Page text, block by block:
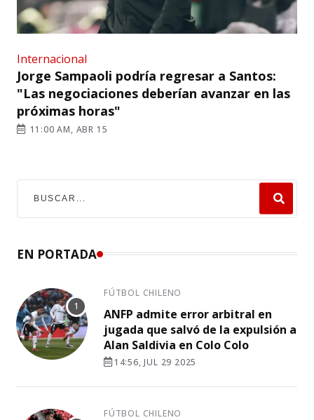
Internacional
Jorge Sampaoli podría regresar a Santos:
"Las negociaciones deberían avanzar en las
próximas horas"
11:00 AM, ABR 15
EN PORTADA
FÚTBOL CHILENO
ANFP admite error arbitral en
jugada que salvó de la expulsión a
Alan Saldivia en Colo Colo
14:56, JUL 29 2025
FÚTBOL CHILENO